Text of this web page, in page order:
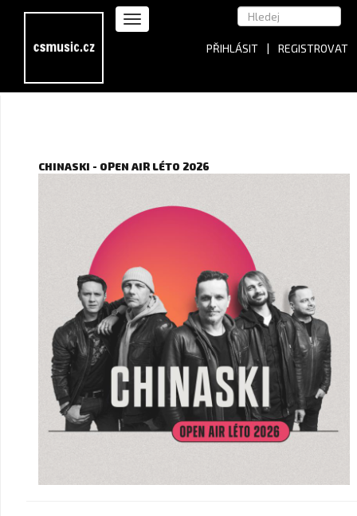
PŘIHLÁSIT | REGISTROVAT
CHINASKI - OPEN AIR LÉTO 2026